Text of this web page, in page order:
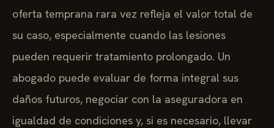
oferta temprana rara vez refleja el valor total de
su caso, especialmente cuando las lesiones
pueden requerir tratamiento prolongado. Un
abogado puede evaluar de forma integral sus
daños futuros, negociar con la aseguradora en
igualdad de condiciones y, si es necesario, llevar